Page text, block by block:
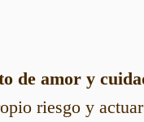
de amor y
riesgo y